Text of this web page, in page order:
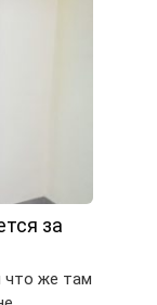
за
что же там